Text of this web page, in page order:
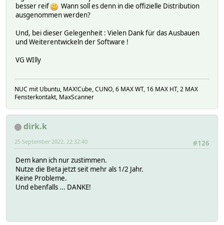
besser reif
Wann soll es denn in die offizielle Distribution
ausgenommen werden?
Und, bei dieser Gelegenheit : Vielen Dank für das Ausbauen
und Weiterentwickeln der Software !
VG WIlly
NUC mit Ubuntu, MAX!Cube, CUNO, 6 MAX WT, 16 MAX HT, 2 MAX
Fensterkontakt, MaxScanner
dirk.k
#126
25 September 2022, 22:32:40
Dem kann ich nur zustimmen.
Nutze die Beta jetzt seit mehr als 1/2 Jahr.
Keine Probleme.
Und ebenfalls ... DANKE!